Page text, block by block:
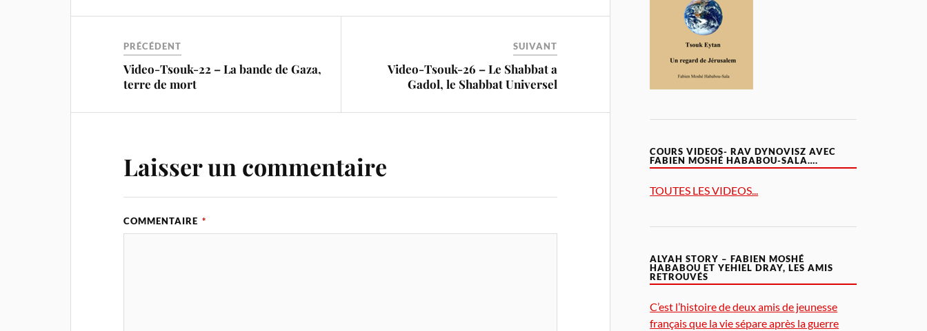
PRÉCÉDENT
Video-Tsouk-22 – La bande de Gaza,
terre de mort
SUIVANT
Video-Tsouk-26 – Le Shabbat a
Gadol, le Shabbat Universel
Laisser un commentaire
COMMENTAIRE *
COURS VIDEOS- RAV DYNOVISZ AVEC
FABIEN MOSHÉ HABABOU-SALA….
TOUTES LES VIDEOS...
ALYAH STORY – FABIEN MOSHÉ
HABABOU ET YEHIEL DRAY, LES AMIS
RETROUVÉS
C’est l’histoire de deux amis de jeunesse
français que la vie sépare après la guerre